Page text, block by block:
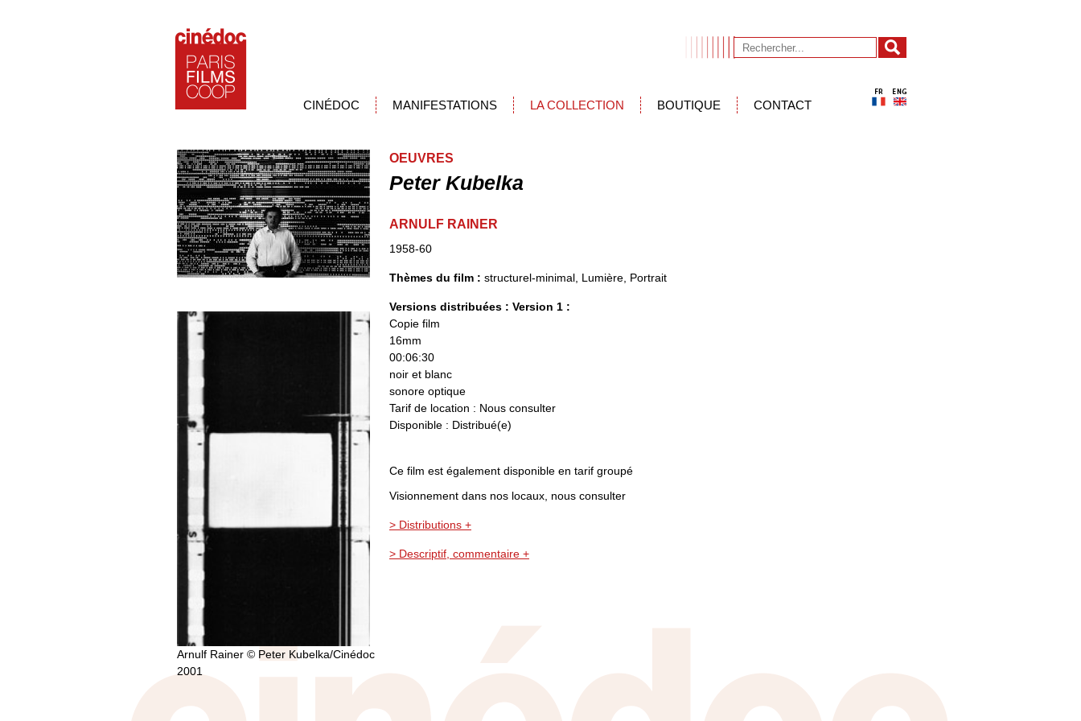
CINÉDOC MANIFESTATIONS LA COLLECTION BOUTIQUE CONTACT
Arnulf Rainer © Peter Kubelka/Cinédoc
2001
OEUVRES
Peter Kubelka
ARNULF RAINER
1958-60
Thèmes du film : structurel-minimal, Lumière, Portrait
Versions distribuées : Version 1 :
Copie film
16mm
00:06:30
noir et blanc
sonore optique
Tarif de location : Nous consulter
Disponible : Distribué(e)
Ce film est également disponible en tarif groupé
Visionnement dans nos locaux, nous consulter
> Distributions +
> Descriptif, commentaire +